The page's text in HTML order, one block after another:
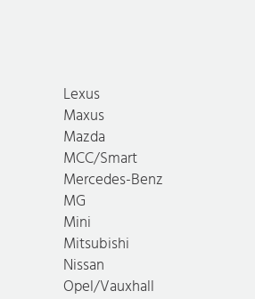
Lexus
Maxus
Mazda
MCC/Smart
Mercedes-Benz
MG
Mini
Mitsubishi
Nissan
Opel/Vauxhall